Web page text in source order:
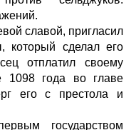
славой, пригласил
который сделал его
отплатил своему
1098 года во главе
его с престола и
государством